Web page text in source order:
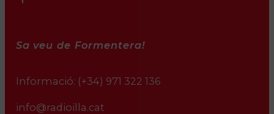
Sa veu de Formentera!
Informació: (+34) 971 322 136
info@radioilla.cat